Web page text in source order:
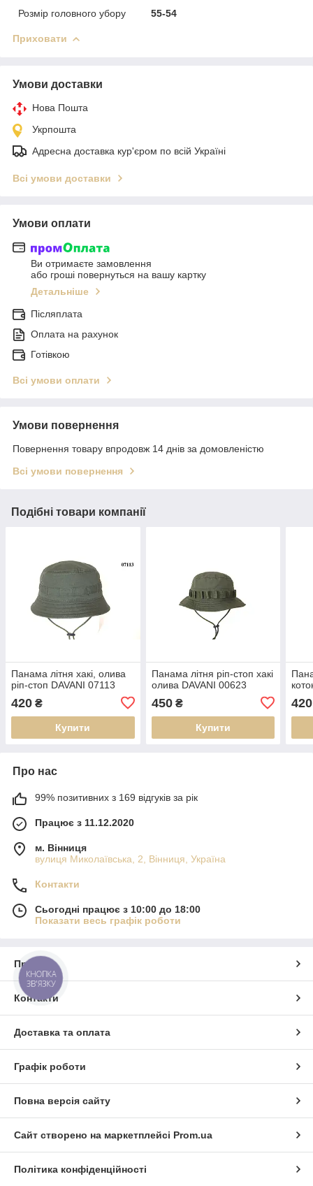
Розмір головного убору
55-54
Приховати
Умови доставки
Нова Пошта
Укрпошта
Адресна доставка кур'єром по всій Україні
Всі умови доставки
Умови оплати
Ви отримаєте замовлення
або гроші повернуться на вашу картку
Детальніше
Післяплата
Оплата на рахунок
Готівкою
Всі умови оплати
Умови повернення
Повернення товару впродовж 14 днів за домовленістю
Всі умови повернення
Подібні товари компанії
Панама літня хакі, олива
ріп-стоп DAVANI 07113
420 ₴
Купити
Панама літня ріп-стоп хакі
олива DAVANI 00623
450₴
Купити
420
Про нас
99% позитивних з 169 відгуків за рік
Працює з 11.12.2020
м. Вінниця
вулиця Миколаївська, 2, Вінниця, Україна
Контакти
Сьогодні працює з 10:00 до 18:00
Показати весь графік роботи
Про нас
Контакти
Доставка та оплата
Графік роботи
Повна версія сайту
Сайт створено на маркетплейсі Prom.ua
Політика конфіденційності
КНОПКА
ЗВ'ЯЗКУ